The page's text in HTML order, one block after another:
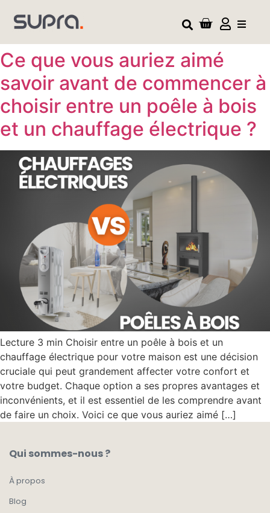
Ce que vous auriez aimé
savoir avant de commencer à
choisir entre un poêle à bois
et un chauffage électrique ?
Lecture 3 min Choisir entre un poêle à bois et un
chauffage électrique pour votre maison est une décision
cruciale qui peut grandement affecter votre confort et
votre budget. Chaque option a ses propres avantages et
inconvénients, et il est essentiel de les comprendre avant
de faire un choix. Voici ce que vous auriez aimé […]
Qui sommes-nous ?
À propos
Blog